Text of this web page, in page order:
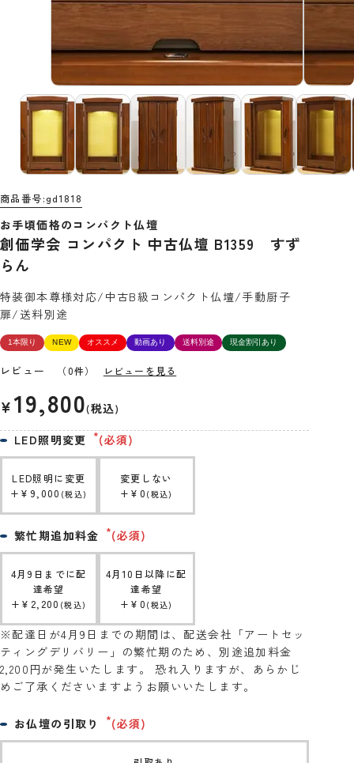
商品番号 gd1818
お手頃価格のコンパクト仏壇
創価学会 コンパクト 中古仏壇 B1359 すず
らん
特装御本尊様対応/中古B級コンパクト仏壇/手動厨子
扉/送料別途
1本限り NEW オススメ 動画あり 送料別途 現金割引あり
レビュー （0件） レビューを見る
¥ 19,800 税込
お仏壇の引取り (必須)
LED照明変更 (必須)
LED照明に変更
+ ¥ 9,000 税込
変更しない
+ ¥ 0 税込
繁忙期追加料金 (必須)
4月9日までに配
達希望
+ ¥ 2,200 税込
4月10日以降に配
達希望
+ ¥ 0 税込
※配達日が4月9日までの期間は、配送会社「アートセッ
ティングデリバリー」の繁忙期のため、別途追加料金
2,200円が発生いたします。 恐れ入りますが、あらかじ
めご了承くださいますようお願いいたします。